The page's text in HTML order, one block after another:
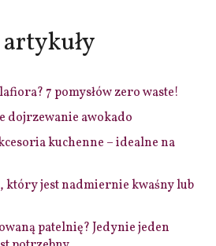
7 pomysłów zero waste!
dojrzewanie awokado
kuchenne – idealne na
który jest nadmiernie kwaśny lub
patelnię? Jedynie jeden